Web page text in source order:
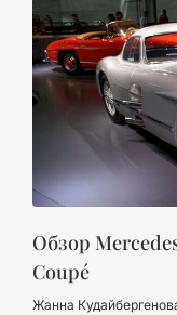
Обзор
Coupé
Жанна